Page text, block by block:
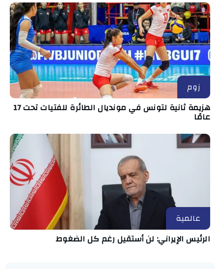
زوم
هزيمة ثانية لتونس في مونديال الطائرة للفتيات تحت 17
عامًا
عالمية
الرئيس الإيراني: لن أستقيل رغم كل الضغوط